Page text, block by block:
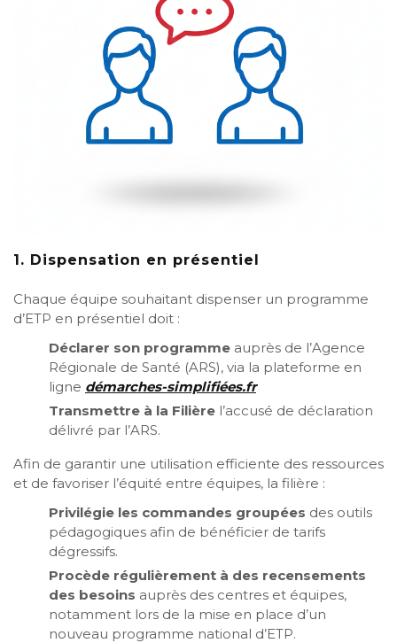
1. Dispensation en présentiel
Chaque équipe souhaitant dispenser un programme
d’ETP en présentiel doit :
Déclarer son programme auprès de l’Agence
Régionale de Santé (ARS), via la plateforme en
ligne démarches-simplifiées.fr
Transmettre à la Filière l’accusé de déclaration
délivré par l’ARS.
Afin de garantir une utilisation efficiente des ressources
et de favoriser l’équité entre équipes, la filière :
Privilégie les commandes groupées des outils
pédagogiques afin de bénéficier de tarifs
dégressifs.
Procède régulièrement à des recensements
des besoins auprès des centres et équipes,
notamment lors de la mise en place d’un
nouveau programme national d’ETP.